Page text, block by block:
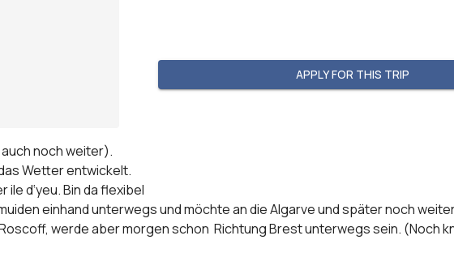
APPLY FOR THIS TRIP
noch weiter).
Wetter entwickelt.
d‘yeu. Bin da flexibel
einhand unterwegs und möchte an die Algarve und später noch
werde aber morgen schon  Richtung Brest unterwegs sein. (Noch